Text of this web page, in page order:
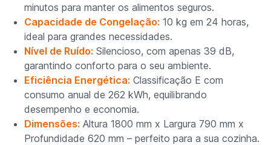
minutos para manter os alimentos seguros.
Capacidade de Congelação: 10 kg em 24 horas,
ideal para grandes necessidades.
Nível de Ruído: Silencioso, com apenas 39 dB,
garantindo conforto para o seu ambiente.
Eficiência Energética: Classificação E com
consumo anual de 262 kWh, equilibrando
desempenho e economia.
Dimensões: Altura 1800 mm x Largura 790 mm x
Profundidade 620 mm – perfeito para a sua cozinha.